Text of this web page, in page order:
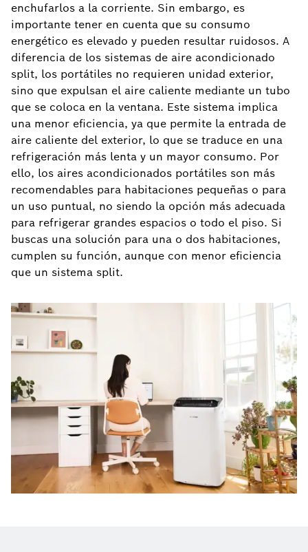
enchufarlos a la corriente. Sin embargo, es
importante tener en cuenta que su consumo
energético es elevado y pueden resultar ruidosos. A
diferencia de los sistemas de aire acondicionado
split, los portátiles no requieren unidad exterior,
sino que expulsan el aire caliente mediante un tubo
que se coloca en la ventana. Este sistema implica
una menor eficiencia, ya que permite la entrada de
aire caliente del exterior, lo que se traduce en una
refrigeración más lenta y un mayor consumo. Por
ello, los aires acondicionados portátiles son más
recomendables para habitaciones pequeñas o para
un uso puntual, no siendo la opción más adecuada
para refrigerar grandes espacios o todo el piso. Si
buscas una solución para una o dos habitaciones,
cumplen su función, aunque con menor eficiencia
que un sistema split.